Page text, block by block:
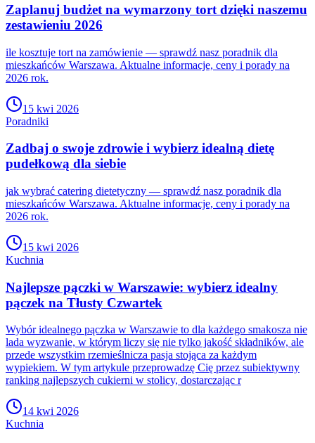
Zaplanuj budżet na wymarzony tort dzięki naszemu
zestawieniu 2026
ile kosztuje tort na zamówienie — sprawdź nasz poradnik dla
mieszkańców Warszawa. Aktualne informacje, ceny i porady na
2026 rok.
15 kwi 2026
Poradniki
Zadbaj o swoje zdrowie i wybierz idealną dietę
pudełkową dla siebie
jak wybrać catering dietetyczny — sprawdź nasz poradnik dla
mieszkańców Warszawa. Aktualne informacje, ceny i porady na
2026 rok.
15 kwi 2026
Kuchnia
Najlepsze pączki w Warszawie: wybierz idealny
pączek na Tłusty Czwartek
Wybór idealnego pączka w Warszawie to dla każdego smakosza nie
lada wyzwanie, w którym liczy się nie tylko jakość składników, ale
przede wszystkim rzemieślnicza pasja stojąca za każdym
wypiekiem. W tym artykule przeprowadzę Cię przez subiektywny
ranking najlepszych cukierni w stolicy, dostarczając r
14 kwi 2026
Kuchnia